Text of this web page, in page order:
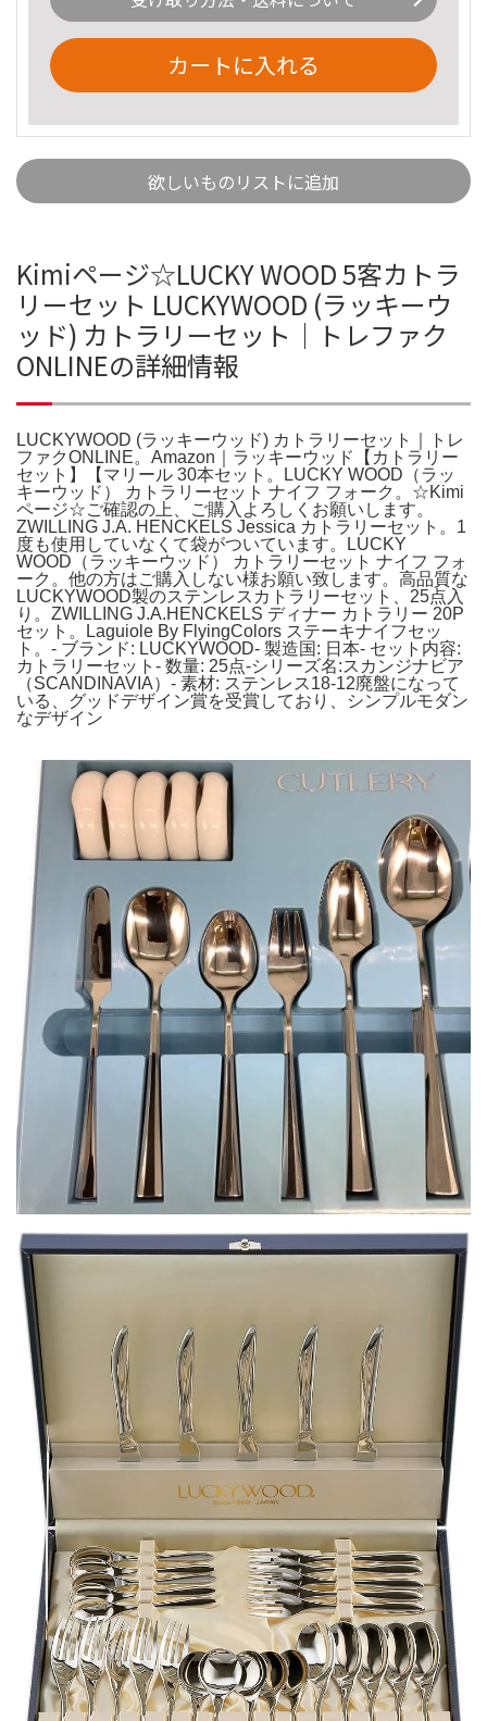
カートに入れる
欲しいものリストに追加
Kimiページ☆LUCKY WOOD 5客カトラ
リーセット LUCKYWOOD (ラッキーウ
ッド) カトラリーセット｜トレファク
ONLINEの詳細情報
LUCKYWOOD (ラッキーウッド) カトラリーセット｜トレ
ファクONLINE。Amazon｜ラッキーウッド【カトラリー
セット】【マリール 30本セット。LUCKY WOOD（ラッ
キーウッド） カトラリーセット ナイフ フォーク。☆Kimi
ページ☆ご確認の上、ご購入よろしくお願いします。
ZWILLING J.A. HENCKELS Jessica カトラリーセット。1
度も使用していなくて袋がついています。LUCKY
WOOD（ラッキーウッド） カトラリーセット ナイフ フォ
ーク。他の方はご購入しない様お願い致します。高品質な
LUCKYWOOD製のステンレスカトラリーセット、25点入
り。ZWILLING J.A.HENCKELS ディナー カトラリー 20P
セット。Laguiole By FlyingColors ステーキナイフセッ
ト。- ブランド: LUCKYWOOD- 製造国: 日本- セット内容:
カトラリーセット- 数量: 25点-シリーズ名:スカンジナビア
（SCANDINAVIA）- 素材: ステンレス18-12廃盤になって
いる、グッドデザイン賞を受賞しており、シンプルモダン
なデザイン